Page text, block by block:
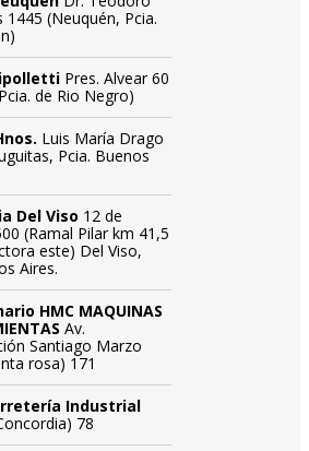
1445 (Neuquén, Pcia.
Pres. Alvear 60
de Rio Negro)
Luis María Drago
Pcia. Buenos
Del Viso 12 de
(Ramal Pilar km 41,5
este) Del Viso,
Aires.
HMC MAQUINAS
Av.
Santiago Marzo
rosa) 171
Industrial
78